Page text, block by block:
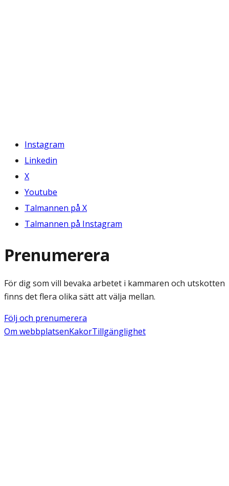
Instagram
Linkedin
X
Youtube
Talmannen på X
Talmannen på Instagram
Prenumerera
För dig som vill bevaka arbetet i kammaren och utskotten
finns det flera olika sätt att välja mellan.
Följ och prenumerera
Om webbplatsenKakorTillgänglighet